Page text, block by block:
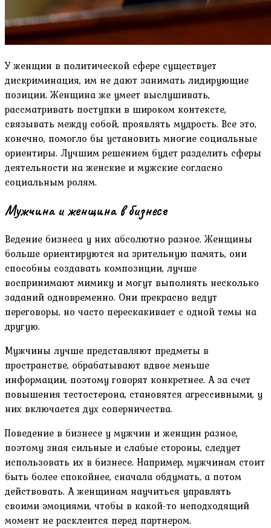
У женщин в политической сфере существует
дискриминация, им не дают занимать лидирующие
позиции. Женщина же умеет выслушивать,
рассматривать поступки в широком контексте,
связывать между собой, проявлять мудрость. Все это,
конечно, помогло бы установить многие социальные
ориентиры. Лучшим решением будет разделить сферы
деятельности на женские и мужские согласно
социальным ролям.
Мужчина и женщина в бизнесе
Ведение бизнеса у них абсолютно разное. Женщины
больше ориентируются на зрительную память, они
способны создавать композиции, лучше
воспринимают мимику и могут выполнять несколько
заданий одновременно. Они прекрасно ведут
переговоры, но часто перескакивает с одной темы на
другую.
Мужчины лучше представляют предметы в
пространстве, обрабатывают вдвое меньше
информации, поэтому говорят конкретнее. А за счет
повышения тестостерона, становятся агрессивными, у
них включается дух соперничества.
Поведение в бизнесе у мужчин и женщин разное,
поэтому зная сильные и слабые стороны, следует
использовать их в бизнесе. Например, мужчинам стоит
быть более спокойнее, сначала обдумать, а потом
действовать. А женщинам научиться управлять
своими эмоциями, чтобы в какой-то неподходящий
момент не расклеится перед партнером.